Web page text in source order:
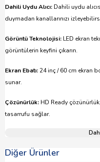
Dahili Uydu Alıcı: Dahili uydu
duymadan kanallarınızı
Görüntü Teknolojisi: LED ekran
görüntülerin keyfini çıkarın.
Ekran Ebatı:24 inç / 60 cm ekran
sunar.
Çözünürlük: HD Ready
tasarrufu sağlar.
Diğer Ürünler